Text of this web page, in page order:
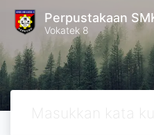
Perpustakaan
Vokatek 8